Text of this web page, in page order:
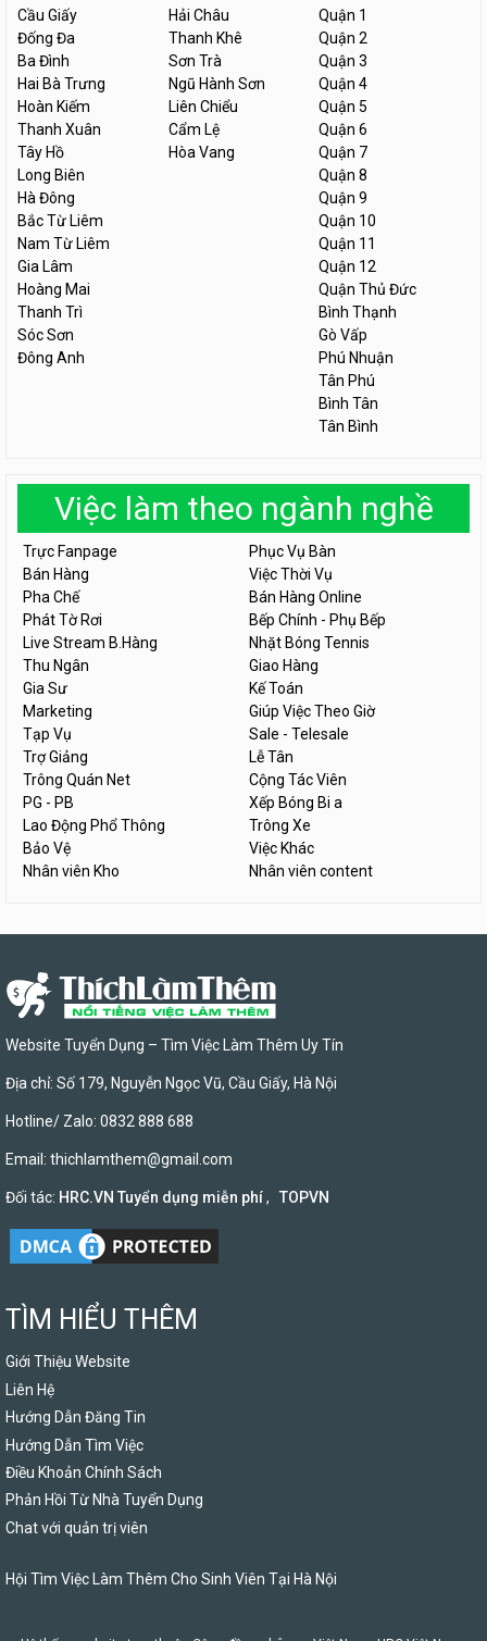
Cầu Giấy
Đống Đa
Ba Đình
Hai Bà Trưng
Hoàn Kiếm
Thanh Xuân
Tây Hồ
Long Biên
Hà Đông
Bắc Từ Liêm
Nam Từ Liêm
Gia Lâm
Hoàng Mai
Thanh Trì
Sóc Sơn
Đông Anh
Hải Châu
Thanh Khê
Sơn Trà
Ngũ Hành Sơn
Liên Chiểu
Cẩm Lệ
Hòa Vang
Quận 1
Quận 2
Quận 3
Quận 4
Quận 5
Quận 6
Quận 7
Quận 8
Quận 9
Quận 10
Quận 11
Quận 12
Quận Thủ Đức
Bình Thạnh
Gò Vấp
Phú Nhuận
Tân Phú
Bình Tân
Tân Bình
Việc làm theo ngành nghề
Trực Fanpage
Phục Vụ Bàn
Bán Hàng
Việc Thời Vụ
Pha Chế
Bán Hàng Online
Phát Tờ Rơi
Bếp Chính - Phụ Bếp
Live Stream B.Hàng
Nhặt Bóng Tennis
Thu Ngân
Giao Hàng
Gia Sư
Kế Toán
Marketing
Giúp Việc Theo Giờ
Tạp Vụ
Sale - Telesale
Trợ Giảng
Lễ Tân
Trông Quán Net
Cộng Tác Viên
PG - PB
Xếp Bóng Bi a
Lao Động Phổ Thông
Trông Xe
Bảo Vệ
Việc Khác
Nhân viên Kho
Nhân viên content
Website Tuyển Dụng – Tìm Việc Làm Thêm Uy Tín
Địa chỉ: Số 179, Nguyễn Ngọc Vũ, Cầu Giấy, Hà Nội
Hotline/ Zalo: 0832 888 688
Email: thichlamthem@gmail.com
Đối tác: HRC.VN Tuyển dụng miễn phí, TOPVN
TÌM HIỂU THÊM
Giới Thiệu Website
Liên Hệ
Hướng Dẫn Đăng Tin
Hướng Dẫn Tìm Việc
Điều Khoản Chính Sách
Phản Hồi Từ Nhà Tuyển Dụng
Chat với quản trị viên
Hội Tìm Việc Làm Thêm Cho Sinh Viên Tại Hà Nội